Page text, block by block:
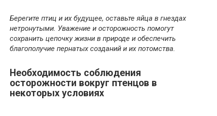
Берегите птиц и их будущее, оставьте яйца в гнездах
нетронутыми. Уважение и осторожность помогут
сохранить цепочку жизни в природе и обеспечить
благополучие пернатых созданий и их потомства.
Необходимость соблюдения
осторожности вокруг птенцов в
некоторых условиях